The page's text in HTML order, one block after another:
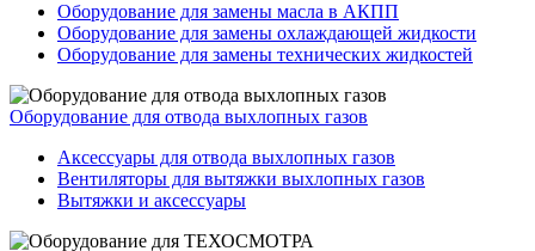
Оборудование для замены масла в АКПП
Оборудование для замены охлаждающей жидкости
Оборудование для замены технических жидкостей
Оборудование для отвода выхлопных газов
Аксессуары для отвода выхлопных газов
Вентиляторы для вытяжки выхлопных газов
Вытяжки и аксессуары